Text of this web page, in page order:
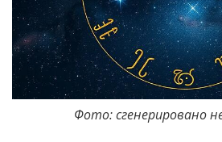
Фото: сгенерировано